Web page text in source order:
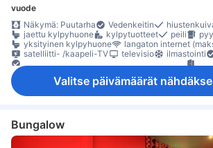
vuode
Näkymä: Puutarha
Vedenkeitin
jaettu kylpyhuone
kylpytuotteet peili
yksityinen kylpyhuone
langaton internet
satelliitti- /kaapeli-TV
televisio ilmastointi
vuodevaatteet
jääkaappi
kahvin-/
kaappi
naulakko
Rakennuksessa on portaat
tallelokero huoneessa
Valitse päivämäärät
Bungalow